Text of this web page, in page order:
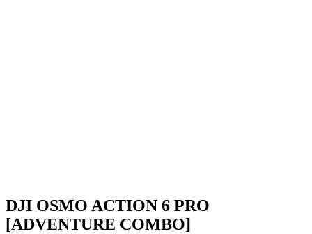
DJI OSMO ACTION 6 PRO
[ADVENTURE COMBO]